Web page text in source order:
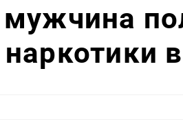
наркотики